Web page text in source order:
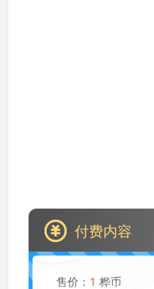
付费内容
售价： 1 桦币